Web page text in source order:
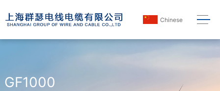
Chinese
GF1000